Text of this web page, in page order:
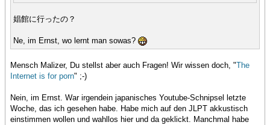
娼館に行ったの？
Ne, im Ernst, wo lernt man sowas?
Mensch Malizer, Du stellst aber auch Fragen! Wir wissen doch, "The
Internet is for porn" ;-)
Nein, im Ernst. War irgendein japanisches Youtube-Schnipsel letzte
Woche, das ich gesehen habe. Habe mich auf den JLPT akkustisch
einstimmen wollen und wahllos hier und da geklickt. Manchmal habe